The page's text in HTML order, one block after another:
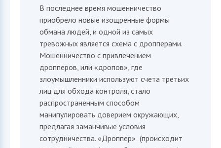
В последнее время мошенничество
приобрело новые изощренные формы
обмана людей, и одной из самых
тревожных является схема с дропперами.
Мошенничество с привлечением
дропперов, или «дропов», где
злоумышленники используют счета третьих
лиц для обхода контроля, стало
распространенным способом
манипулировать доверием окружающих,
предлагая заманчивые условия
сотрудничества. «Дроппер» (происходит